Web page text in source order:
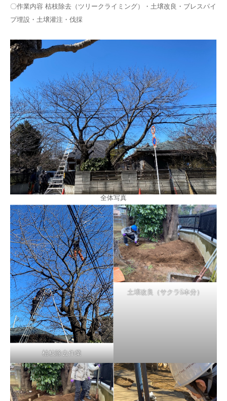
〇作業内容 枯枝除去（ツリークライミング）・土壌改良・ブレスパイ
プ埋設・土壌灌注・伐採
全体写真
枯枝除去作業
土壌改良（サクラ5本分）